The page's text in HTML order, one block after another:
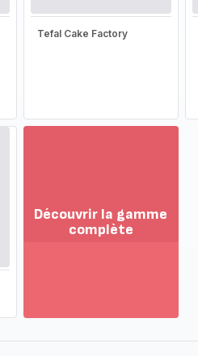
Tefal Cake Factory
Découvrir la gamme
complète